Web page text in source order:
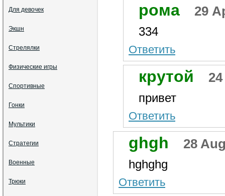
рома 29
334
Ответить
крутой
привет
Ответить
ghgh 28
hghghg
Ответить
Для девочек
Экшн
Стрелялки
Физические игры
Спортивные
Гонки
Мультики
Стратегии
Военные
Трюки